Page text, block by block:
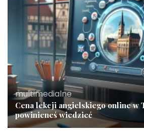
multimedialne
Cena lekcji angielskiego online w
powinieneś wiedzieć